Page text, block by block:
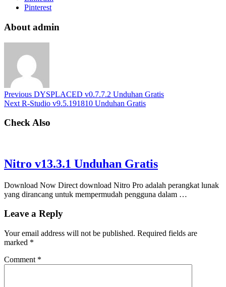
Pinterest
About admin
Previous DYSPLACED v0.7.7.2 Unduhan Gratis
Next R-Studio v9.5.191810 Unduhan Gratis
Check Also
Nitro v13.3.1 Unduhan Gratis
Download Now Direct download Nitro Pro adalah perangkat lunak
yang dirancang untuk mempermudah pengguna dalam …
Leave a Reply
Your email address will not be published. Required fields are
marked *
Comment *